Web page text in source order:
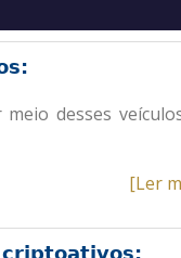
desses
[Ler
criptoativos: